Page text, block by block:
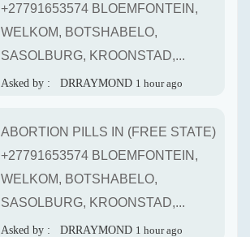
+27791653574 BLOEMFONTEIN,
WELKOM, BOTSHABELO,
SASOLBURG, KROONSTAD,...
Asked by : DRRAYMOND 1 hour ago
ABORTION PILLS IN (FREE STATE)
+27791653574 BLOEMFONTEIN,
WELKOM, BOTSHABELO,
SASOLBURG, KROONSTAD,...
Asked by : DRRAYMOND 1 hour ago